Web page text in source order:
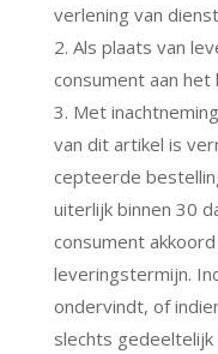
verlening van
2. Als plaats van
consument aan
3. Met
van dit artikel is
cepteerde
uiterlijk binnen 30
consument
leveringstermijn.
ondervindt, of
slechts